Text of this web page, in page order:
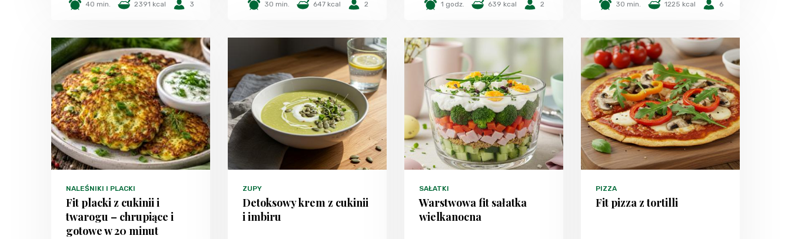
40 min. 2391 kcal 3 30 min. 647 kcal 2 1 godz. 639 kcal 2 30 min. 1225 kcal 6
NALEŚNIKI I PLACKI
Fit placki z cukinii i
twarogu – chrupiące i
gotowe w 20 minut
ZUPY
Detoksowy krem z cukinii
i imbiru
SAŁATKI
Warstwowa fit sałatka
wielkanocna
PIZZA
Fit pizza z tortilli